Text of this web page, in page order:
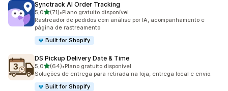
Synctrack AI Order Tracking
5,0de 5 estrelas
(71)
71 avaliações ao todo
•Plano gratuito disponível
Rastreador de pedidos com análise por IA, acompanhamento e
página de rastreamento
Built for Shopify
DS Pickup Delivery Date & Time
5,0de 5 estrelas
(64)
64 avaliações ao todo
•Plano gratuito disponível
Soluções de entrega para retirada na loja, entrega local e envio.
Built for Shopify